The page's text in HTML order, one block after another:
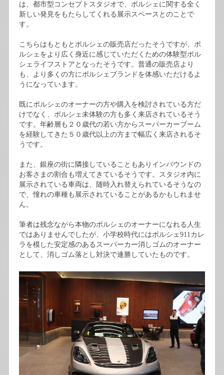
は、都市型コンセプトスタジオで、ポルシェに関する全く
新しい発見をもたらしてくれる展示スペースとのことで
す。
こちらはもともとポルシェの販売店だったそうですが、ポ
ルシェをより広く身近に感じていただくための体験型ポル
シェライフストアとなったそうです。普通の販売店より
も、より多くの方にポルシェブランドを体感いただけるよ
うになっています。
既にポルシェのオーナーの方や購入を検討されている方だ
けでなく、ポルシェ未体験の方も多く来店されているそう
です。年齢層も２０歳代の若い方からスーパーカーブーム
を経験してきた５０歳代以上の方まで幅広く来店されるそ
うです。
また、銀座の街に隣接していることもありインバウンドの
お客さまの割合も増えてきているそうです。スタジオ内に
展示されている車両は、随時入れ替えられているそうなの
で、憧れの車種も展示されていることがあるかもしれませ
ん。
筆者は残念ながら本物のポルシェのオーナーになれる人生
ではありませんでしたが、小学校時代にはポルシェ911カレ
ラを模した安定感のあるスーパーカー消しゴムのオーナー
として、消しゴム落とし対決で連勝していたものです。